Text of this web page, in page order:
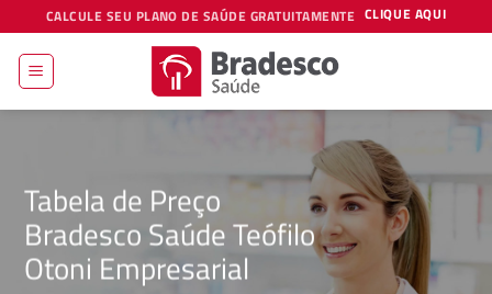
to
content
CALCULE SEU PLANO DE SAÚDE GRATUITAMENTE CLIQUE AQUI
Tabela de Preço
Bradesco Saúde Teófilo
Otoni Empresarial